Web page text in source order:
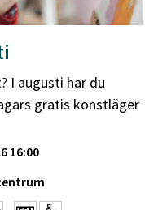
I augusti har du
gratis konstläger
16:00